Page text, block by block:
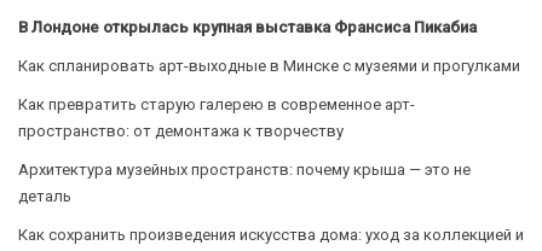
В Лондоне открылась крупная выставка Франсиса Пикабиа
Как спланировать арт-выходные в Минске с музеями и прогулками
Как превратить старую галерею в современное арт-
пространство: от демонтажа к творчеству
Архитектура музейных пространств: почему крыша — это не
деталь
Как сохранить произведения искусства дома: уход за коллекцией и